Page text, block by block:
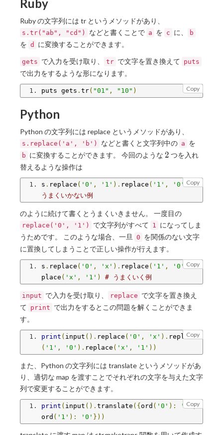
Ruby
Ruby の文字列には tr というメソッドがあり、
s.tr("ab", "cd") などと書くことで a を c に、 b
を d に変換することができます。
gets で入力を受け取り、 tr で文字を置き換えて puts
で出力をするような形になります。
Copy
puts gets . tr( "01" , "10" )
Python
Python の文字列には replace というメソッドがあり、
s.replace('a', 'b') などと書くと文字列中の a を
b に変換することができます。 今回のような 2
2 つを入れ
替えるような操作は
Copy
s . replace ( '0' , '1' ). replace ( '1' , '0' ) #
うまくいかない例
のように続けて書くとうまくいきません。 一度目の
replace('0', '1') で文字列がすべて 1 になってしま
うためです。 このような場合、一旦
0 を関係のない文字
に置換してしまうことで正しい操作が行えます。
Copy
s . replace ( '0' , 'x' ). replace ( '1' , '0' ).re
place ( 'x' , '1' ) # うまくいく例
input で入力を受け取り、 replace で文字を置き換え
て print で出力をするとこの問題を解くことができま
す。
Copy
print ( input (). replace ( '0' , 'x' ). replace
( '1' , '0' ). replace ( 'x' , '1' ))
また、Python の文字列には translate というメソッドがあ
り、適切な map を渡すことでそれぞれの文字を与えた文字
列で変更することができます。
Copy
print ( input (). translate ({ ord ( '0' ): '1',
ord ( '1' ): '0' }))